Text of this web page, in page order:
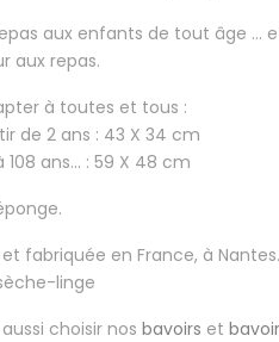
aux enfants de tout âge ...
aux repas.
à toutes et tous :
de 2 ans : 43 X 34 cm
ans... : 59 X 48 cm
fabriquée en France, à Nantes.
linge
choisir nos bavoirs et